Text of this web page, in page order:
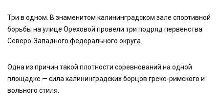
Три в одном. В знаменитом калининградском зале спортивной
борьбы на улице Ореховой провели три подряд первенства
Северо-Западного федерального округа.
Одна из причин такой плотности соревнований на одной
площадке — сила калининградских борцов греко-римского и
вольного стиля.